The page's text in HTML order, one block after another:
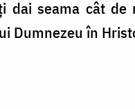
dai seama cât
Dumnezeu în